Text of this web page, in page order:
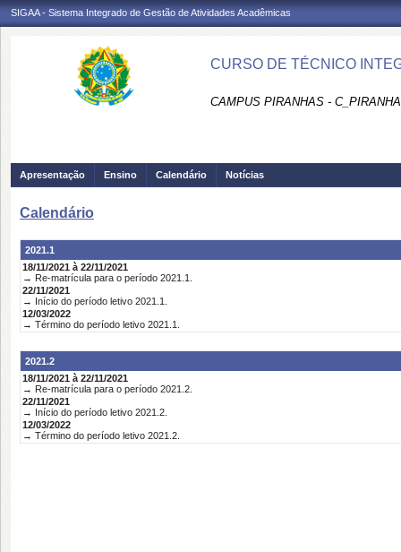
SIGAA - Sistema Integrado de Gestão de Atividades Acadêmicas
CURSO DE TÉCNICO
CAMPUS PIRANHAS -
Apresentação Ensino Calendário Notícias
Calendário
2021.1
18/11/2021 à 22/11/2021
→ Re-matrícula para o período 2021.1.
22/11/2021
→ Início do período letivo 2021.1.
12/03/2022
→ Término do período letivo 2021.1.
2021.2
18/11/2021 à 22/11/2021
→ Re-matrícula para o período 2021.2.
22/11/2021
→ Início do período letivo 2021.2.
12/03/2022
→ Término do período letivo 2021.2.